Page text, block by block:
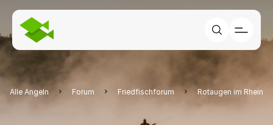
Alle Angeln Forum Friedfischforum Rotaugen im Rhein